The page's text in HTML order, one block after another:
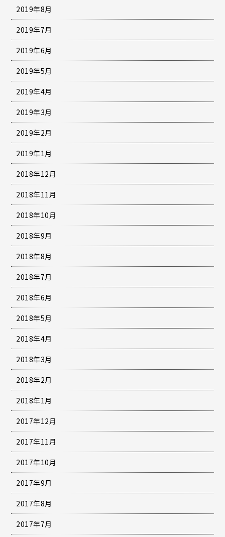
2019年8月
2019年7月
2019年6月
2019年5月
2019年4月
2019年3月
2019年2月
2019年1月
2018年12月
2018年11月
2018年10月
2018年9月
2018年8月
2018年7月
2018年6月
2018年5月
2018年4月
2018年3月
2018年2月
2018年1月
2017年12月
2017年11月
2017年10月
2017年9月
2017年8月
2017年7月